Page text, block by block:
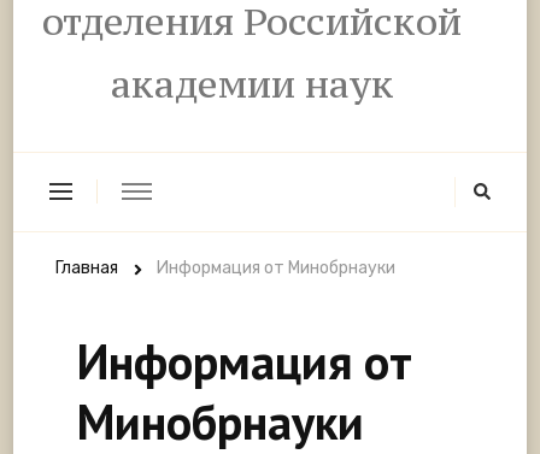
отделения Российской
академии наук
Главная Информация от Минобрнауки
Информация от
Минобрнауки